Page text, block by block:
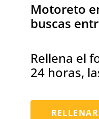
Motoreto
buscas
Rellena el
24 horas,